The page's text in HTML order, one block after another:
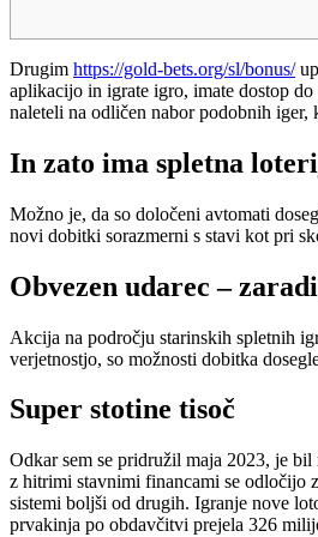
Drugim https://gold-bets.org/sl/bonus/
aplikacijo in igrate igro, imate dostop
naleteli na odličen nabor podobnih
In zato ima spletna
Možno je, da so določeni avtomati
novi dobitki sorazmerni s stavi kot pri
Obvezen udarec –
Akcija na področju starinskih spletnih
verjetnostjo, so možnosti dobitka
Super stotine tisoč
Odkar sem se pridružil maja 2023, je
z hitrimi stavnimi financami se odločijo
sistemi boljši od drugih. Igranje nove
prvakinja po obdavčitvi prejela 326